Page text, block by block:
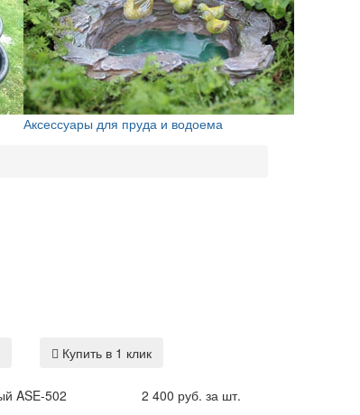
Аксессуары для пруда и водоема
Купить в 1 клик
ASE-502
2 400 руб. за шт.